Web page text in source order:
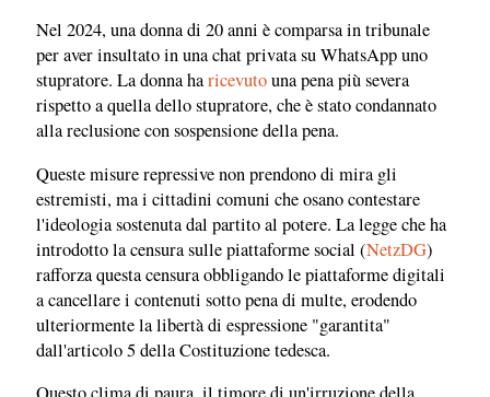
Nel 2024, una donna di 20 anni è comparsa in tribunale
per aver insultato in una chat privata su WhatsApp uno
stupratore. La donna haricevutouna pena più severa
rispetto a quella dello stupratore, che è stato condannato
alla reclusione con sospensione della pena.
Queste misure repressive non prendono di mira gli
estremisti, ma i cittadini comuni che osano contestare
l'ideologia sostenuta dal partito al potere. La legge che ha
introdotto la censura sulle piattaforme social (NetzDG) ​​
rafforza questa censura obbligando le piattaforme digitali
a cancellare i contenuti sotto pena di multe, erodendo
ulteriormente la libertà di espressione "garantita"
dall'articolo 5 della Costituzione tedesca.